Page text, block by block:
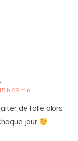
h 08 min
de folle alors
jour